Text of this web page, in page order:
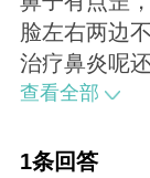
脸左右两边
治疗鼻炎呢
是否是因为
是鼻梁问题
查看全部
1条回答